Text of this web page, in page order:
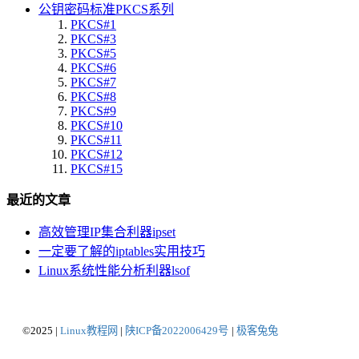
公钥密码标准PKCS系列
PKCS#1
PKCS#3
PKCS#5
PKCS#6
PKCS#7
PKCS#8
PKCS#9
PKCS#10
PKCS#11
PKCS#12
PKCS#15
最近的文章
高效管理IP集合利器ipset
一定要了解的iptables实用技巧
Linux系统性能分析利器lsof
©2025 | Linux教程网 | 陕ICP备2022006429号 | 极客兔兔